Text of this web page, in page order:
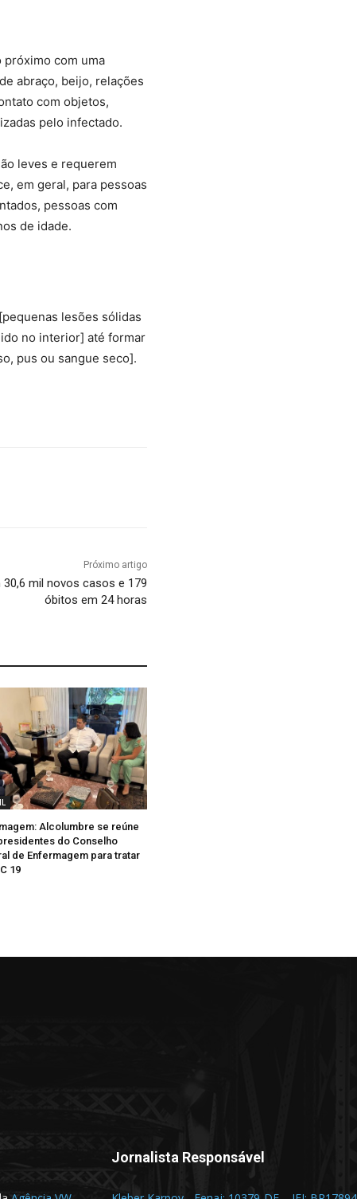
próximo com uma
abraço, beijo, relações
com objetos,
pelo infectado.
leves e requerem
em geral, para pessoas
pessoas com
de idade.
lesões sólidas
no interior] até formar
pus ou sangue seco].
Próximo artigo
mil novos casos e 179
óbitos em 24 horas
Alcolumbre se reúne
do Conselho
de Enfermagem para tratar
19
Jornalista Responsável